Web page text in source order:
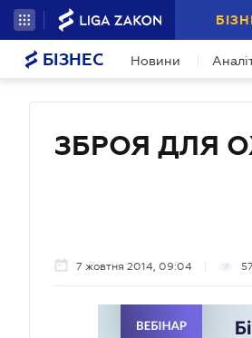
БІЗНЕС Новини
ЗБРОЯ ДЛЯ
7 жовтня 2014, 09:04